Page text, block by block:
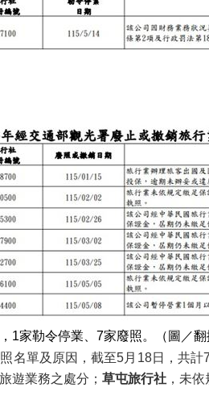
1家勒令停業、7家廢照。（圖／翻
名單及原因，截至5月18日，共計
遊業務之處分； 草屯旅行社 ，未